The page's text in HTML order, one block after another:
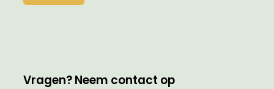
Vragen? Neem contact op